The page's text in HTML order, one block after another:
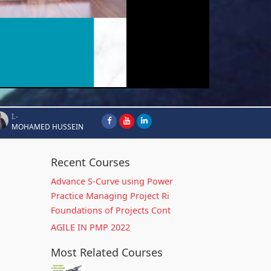
I.-
MOHAMED HUSSEIN
Recent Courses
Advance S-Curve using Power
Practice Managing Project Ri
Foundations of Projects Cont
AGILE IN PMP 2022
Most Related Courses